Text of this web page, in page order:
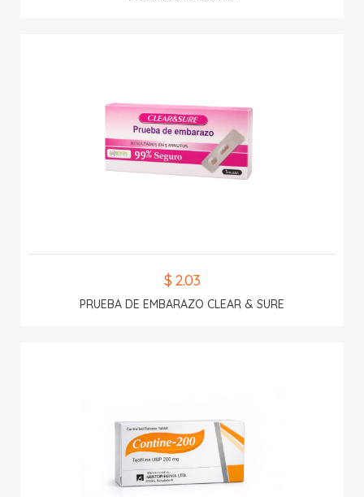
$ 2.03
PRUEBA DE EMBARAZO CLEAR & SURE